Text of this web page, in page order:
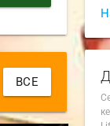
ВСЕ